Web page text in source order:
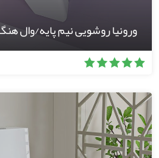
ورونیا روشویی نیم پایه/وال